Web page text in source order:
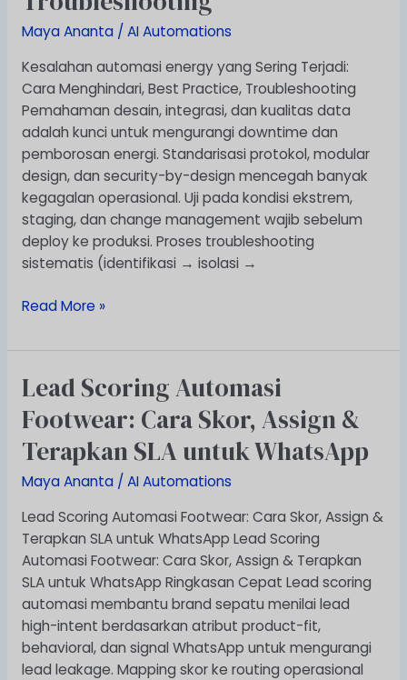
Maya Ananta / AI Automations
Kesalahan automasi energy yang Sering Terjadi:
Cara Menghindari, Best Practice, Troubleshooting
Pemahaman desain, integrasi, dan kualitas data
adalah kunci untuk mengurangi downtime dan
pemborosan energi. Standarisasi protokol, modular
design, dan security-by-design mencegah banyak
kegagalan operasional. Uji pada kondisi ekstrem,
staging, dan change management wajib sebelum
deploy ke produksi. Proses troubleshooting
sistematis (identifikasi → isolasi →
Terjadi:
Cara
Best
Practice,
Troubleshooting
Read More »
Lead Scoring Automasi
Footwear: Cara Skor, Assign &
Terapkan SLA untuk WhatsApp
Maya Ananta / AI Automations
Lead Scoring Automasi Footwear: Cara Skor, Assign &
Terapkan SLA untuk WhatsApp Lead Scoring
Automasi Footwear: Cara Skor, Assign & Terapkan
SLA untuk WhatsApp Ringkasan Cepat Lead scoring
automasi membantu brand sepatu menilai lead
high-intent berdasarkan atribut product-fit,
behavioral, dan signal WhatsApp untuk mengurangi
lead leakage. Mapping skor ke routing operasional
Lead
Scoring
Automasi
Footwear:
Skor,
Assign
&
Terapkan
SLA
untuk
WhatsApp